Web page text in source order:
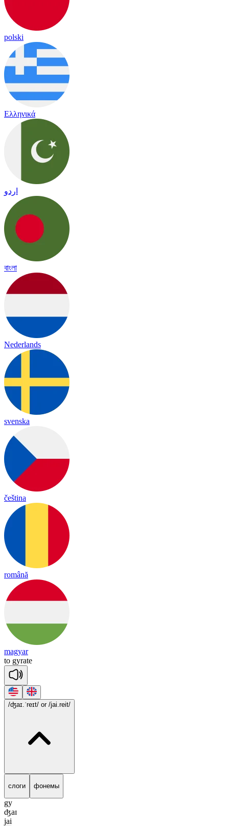
polski
Ελληνικά
اردو
বাংলা
Nederlands
svenska
čeština
română
magyar
to gyrate
/ʤaɪ.ˈreɪt/ or /jai.reit/
слоги фонемы
gy
ʤaɪ
jai